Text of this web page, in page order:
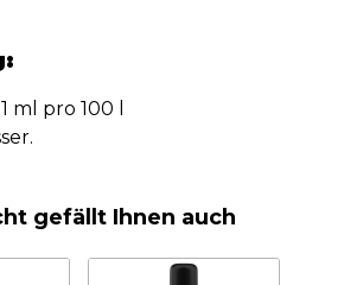
ml pro 100 l
gefällt Ihnen auch